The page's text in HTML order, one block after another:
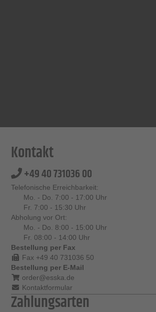
Kontakt
+49 40 731036 00
Telefonische Erreichbarkeit:
Mo. - Do. 7:00 - 17:00 Uhr
Fr. 7:00 - 15:30 Uhr
Abholung vor Ort:
Mo. - Do. 8:00 - 15:00 Uhr
Fr. 08:00 - 14:00 Uhr
Bestellung per Fax
Fax +49 40 731036 50
Bestellung per E-Mail
order@esska.de
Kontaktformular
Zahlungsarten